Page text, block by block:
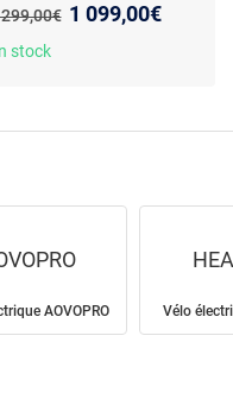
55 km
prix :Nouveau prix :
1 099,00€
stock
AOVOPRO Vélo